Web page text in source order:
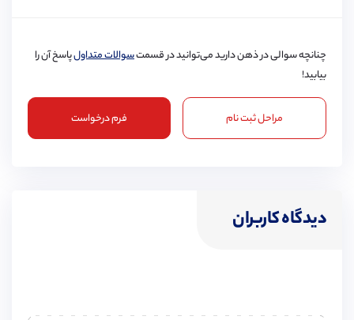
چنانچه سوالی در ذهن دارید می‌توانید در قسمتسوالات متداولپاسخ آن را
بیابید!
مراحل ثبت نام فرم درخواست
دیدگاه کاربران